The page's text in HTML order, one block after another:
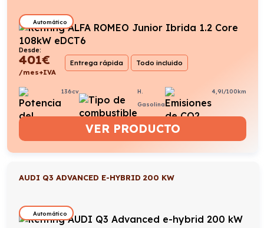
Automático
Desde:
401€
/mes+IVA
Entrega rápida Todo incluido
136cv
H.
Gasolina
4,9l/100km
VER PRODUCTO
AUDI Q3 ADVANCED E-HYBRID 200 KW
Automático